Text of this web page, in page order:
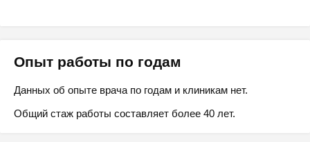
Опыт работы по годам
Данных об опыте врача по годам и клиникам нет.
Общий стаж работы составляет более 40 лет.